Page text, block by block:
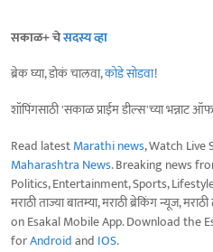
सकाळ+ चेसदस्य व्हा
ब्रेक घ्या, डोकं चालवा,कोडे सोडवा!
शॉपिंगसाठी 'सकाळ प्राईम डील्स'च्या भन्नाट
Read latestMarathi news, Watch Live
Maharashtra News. Breaking news
Politics, Entertainment, Sports,
मराठी ताज्या बातम्या, मराठी ब्रेकिंग न्यूज,
on Esakal Mobile App. Download the
forAndroidand IOS.